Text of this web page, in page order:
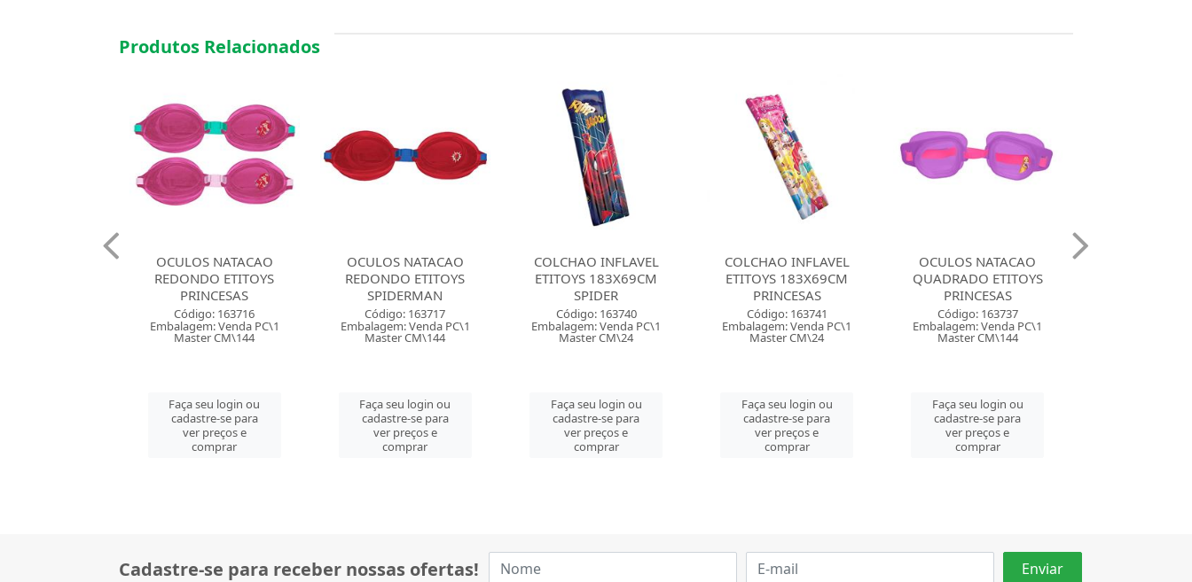
Produtos Relacionados
OCULOS NATACAO
REDONDO ETITOYS
SPIDERMAN
Código: 163717
Embalagem: Venda PC\1
Master CM\144
Faça seu login ou
cadastre-se para
ver preços e
comprar
COLCHAO INFLAVEL
ETITOYS 183X69CM
SPIDER
Código: 163740
Embalagem: Venda PC\1
Master CM\24
Faça seu login ou
cadastre-se para
ver preços e
comprar
COLCHAO INFLAVEL
ETITOYS 183X69CM
PRINCESAS
Código: 163741
Embalagem: Venda PC\1
Master CM\24
Faça seu login ou
cadastre-se para
ver preços e
comprar
OCULOS NATACAO
QUADRADO ETITOYS
PRINCESAS
Código: 163737
Embalagem: Venda PC\1
Master CM\144
Faça seu login ou
cadastre-se para
ver preços e
comprar
MASCARA MERGULHO
SNORKEL ETITOYS
PRINCESAS
Código: 163684
Embalagem: Venda PC\1
Master CM\48
Faça seu login ou
cadastre-se para
ver preços e
comprar
Cadastre-se para receber nossas ofertas!